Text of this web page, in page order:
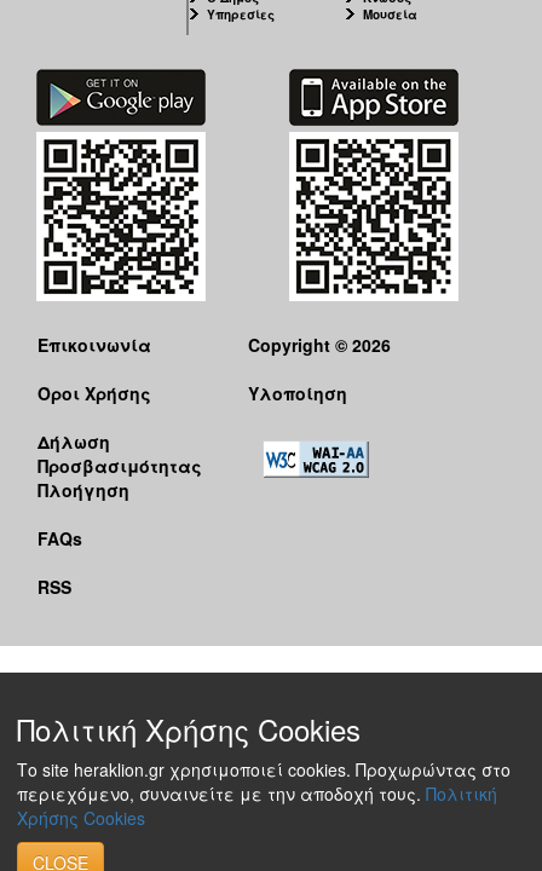
Υπηρεσίες
Μουσεία
Επικοινωνία
Όροι Χρήσης
Δήλωση
Προσβασιμότητας
Πλοήγηση
FAQs
RSS
Copyright © 2026
Υλοποίηση
Πολιτική Χρήσης Cookies
Το site heraklion.gr χρησιμοποιεί cookies. Προχωρώντας στο
περιεχόμενο, συναινείτε με την αποδοχή τους. Πολιτική
Χρήσης Cookies
CLOSE